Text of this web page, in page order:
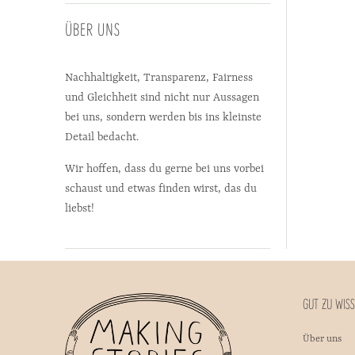
ÜBER UNS
Nachhaltigkeit, Transparenz, Fairness
und Gleichheit sind nicht nur Aussagen
bei uns, sondern werden bis ins kleinste
Detail bedacht.
Wir hoffen, dass du gerne bei uns vorbei
schaust und etwas finden wirst, das du
liebst!
GUT ZU
Über uns